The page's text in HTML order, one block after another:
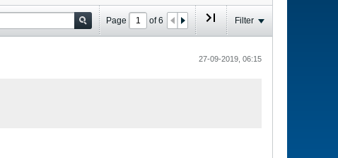
Page of6 Filter
27-09-2019, 06:15